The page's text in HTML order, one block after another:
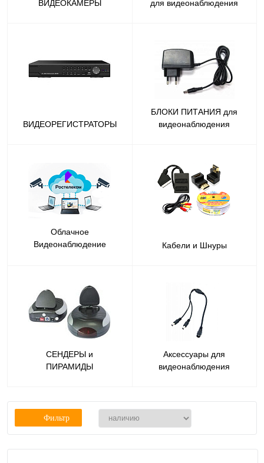
ВИДЕОКАМЕРЫ
для видеонаблюдения
ВИДЕОРЕГИСТРАТОРЫ
БЛОКИ ПИТАНИЯ для
видеонаблюдения
Облачное
Видеонаблюдение
Кабели и Шнуры
СЕНДЕРЫ и
ПИРАМИДЫ
Аксессуары для
видеонаблюдения
Фильтр